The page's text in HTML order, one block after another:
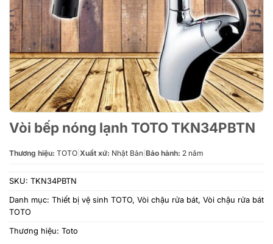
Vòi bếp nóng lạnh TOTO TKN34PBTN
Thương hiệu: TOTO Xuất xứ: Nhật Bản Bảo hành: 2 năm
SKU: TKN34PBTN
Danh mục: Thiết bị vệ sinh TOTO, Vòi chậu rửa bát, Vòi chậu rửa bát
TOTO
Thương hiệu: Toto